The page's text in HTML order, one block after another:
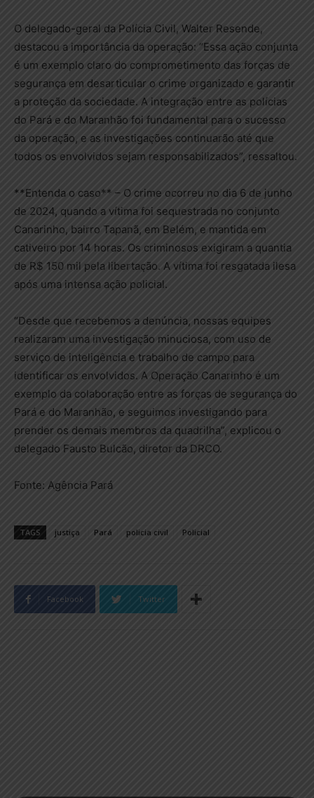
O delegado-geral da Polícia Civil, Walter Resende,
destacou a importância da operação: “Essa ação conjunta
é um exemplo claro do comprometimento das forças de
segurança em desarticular o crime organizado e garantir
a proteção da sociedade. A integração entre as polícias
do Pará e do Maranhão foi fundamental para o sucesso
da operação, e as investigações continuarão até que
todos os envolvidos sejam responsabilizados”, ressaltou.
**Entenda o caso** – O crime ocorreu no dia 6 de junho
de 2024, quando a vítima foi sequestrada no conjunto
Canarinho, bairro Tapanã, em Belém, e mantida em
cativeiro por 14 horas. Os criminosos exigiram a quantia
de R$ 150 mil pela libertação. A vítima foi resgatada ilesa
após uma intensa ação policial.
“Desde que recebemos a denúncia, nossas equipes
realizaram uma investigação minuciosa, com uso de
serviço de inteligência e trabalho de campo para
identificar os envolvidos. A Operação Canarinho é um
exemplo da colaboração entre as forças de segurança do
Pará e do Maranhão, e seguimos investigando para
prender os demais membros da quadrilha”, explicou o
delegado Fausto Bulcão, diretor da DRCO.
Fonte: Agência Pará
TAGS justiça Pará policia civil Policial
Facebook Twitter